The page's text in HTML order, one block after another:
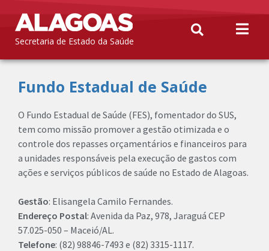
Secretaria de Estado da Saúde
Fundo Estadual de Saúde
O Fundo Estadual de Saúde (FES), fomentador do SUS,
tem como missão promover a gestão otimizada e o
controle dos repasses orçamentários e financeiros para
a unidades responsáveis pela execução de gastos com
ações e serviços públicos de saúde no Estado de Alagoas.
Gestão: Elisangela Camilo Fernandes.
Endereço Postal: Avenida da Paz, 978, Jaraguá CEP
57.025-050 – Maceió/AL.
Telefone: (82) 98846-7493 e (82) 3315-1117.